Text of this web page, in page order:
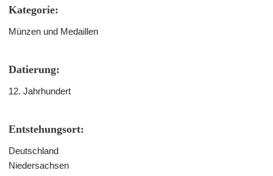
Kategorie:
Münzen und Medaillen
Datierung:
12. Jahrhundert
Entstehungsort:
Deutschland
Niedersachsen